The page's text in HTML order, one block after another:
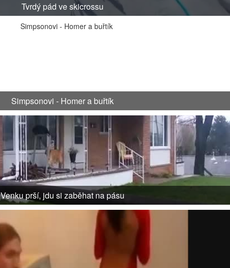
Tvrdý pád ve skicrossu
Simpsonovi - Homer a buřtík
Venku prší, jdu si zaběhat na pásu